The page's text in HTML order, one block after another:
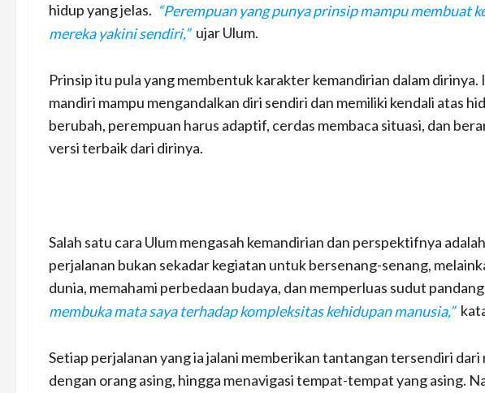
hidup yang jelas. “Perempuan yang punya prinsip mampu membuat
mereka yakini sendiri,” ujar Ulum.
Prinsip itu pula yang membentuk karakter kemandirian dalam
mandiri mampu mengandalkan diri sendiri dan memiliki kendali atas
berubah, perempuan harus adaptif, cerdas membaca situasi, dan
versi terbaik dari dirinya.
Salah satu cara Ulum mengasah kemandirian dan perspektifnya
perjalanan bukan sekadar kegiatan untuk bersenang-senang,
dunia, memahami perbedaan budaya, dan memperluas sudut
membuka mata saya terhadap kompleksitas kehidupan manusia,”
Setiap perjalanan yang ia jalani memberikan tantangan tersendiri
dengan orang asing, hingga menavigasi tempat-tempat yang asing.